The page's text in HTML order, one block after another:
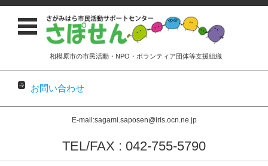
相模原市の市民活動・NPO・ボランティア団体等支援組織
お問い合わせ
E-mail:sagami.saposen@iris.ocn.ne.jp
TEL/FAX : 042-755-5790
コンテンツに移動